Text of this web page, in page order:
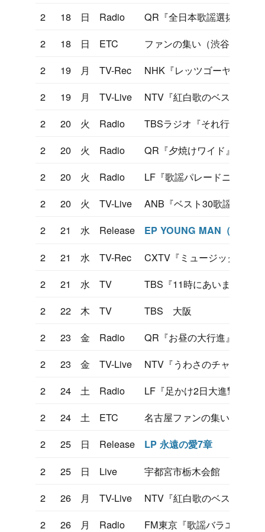
2 18 日 Radio
QR『全日本歌謡選抜』
2
18 日 ETC
ファンの集い（渋谷こけし-
2
19 月 TV-Rec
NHK『レッツゴーヤング』
2
19 月 TV-Live
NTV『紅白歌のベストテン
2
20 火 Radio
TBSラジオ『それ行け歌謡
2
20 火 Radio
QR『夕焼けワイド』
2
20 火 Radio
LF『歌謡パレードニッポン
2
20 火 TV-Live
ANB『ベスト30歌謡曲』
2
21 水 Release EP YOUNG MAN（
2 21 水 TV-Rec
CXTV『ミュージックフェ
2
21 水 TV
TBS『11時にあいましょう
2
22 木 TV
TBS 大阪
2
23 金 Radio
QR『お昼の大行進』
2
23 金 TV-Live
NTV『うわさのチャンネル
2
24 土 Radio
LF『足かけ2日大進撃』
2
24 土 ETC
名古屋ファンの集い
2
25 日 Release LP 永遠の愛7章
2 25 日 Live
宇都宮市栃木会館
2
26 月 TV-Live
NTV『紅白歌のベストテン
2
26 月 Radio
FM東京『歌謡バラエティ